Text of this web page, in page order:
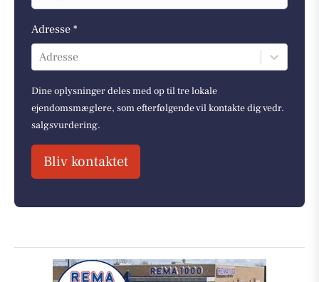
Adresse *
Adresse
Dine oplysninger deles med op til tre lokale
ejendomsmæglere, som efterfølgende vil kontakte dig vedr.
salgsvurdering.
Bliv kontaktet